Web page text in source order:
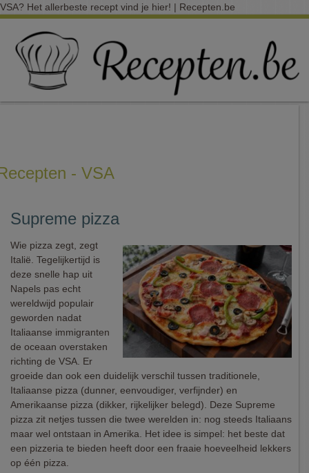
VSA? Het allerbeste recept vind je hier! | Recepten.be
- VSA
Supreme pizza
Wie pizza zegt, zegt
Italië. Tegelijkertijd is
deze snelle hap uit
Napels pas echt
wereldwijd populair
geworden nadat
Italiaanse immigranten
de oceaan overstaken
richting de VSA. Er
groeide dan ook een duidelijk verschil tussen traditionele,
Italiaanse pizza (dunner, eenvoudiger, verfijnder) en
Amerikaanse pizza (dikker, rijkelijker belegd). Deze Supreme
pizza zit netjes tussen die twee werelden in: nog steeds Italiaans
maar wel ontstaan in Amerika. Het idee is simpel: het beste dat
een pizzeria te bieden heeft door een fraaie hoeveelheid lekkers
op één pizza.